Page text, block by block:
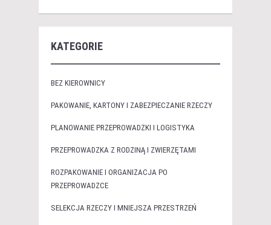
KATEGORIE
BEZ KIEROWNICY
PAKOWANIE, KARTONY I ZABEZPIECZANIE RZECZY
PLANOWANIE PRZEPROWADZKI I LOGISTYKA
PRZEPROWADZKA Z RODZINĄ I ZWIERZĘTAMI
ROZPAKOWANIE I ORGANIZACJA PO
PRZEPROWADZCE
SELEKCJA RZECZY I MNIEJSZA PRZESTRZEŃ